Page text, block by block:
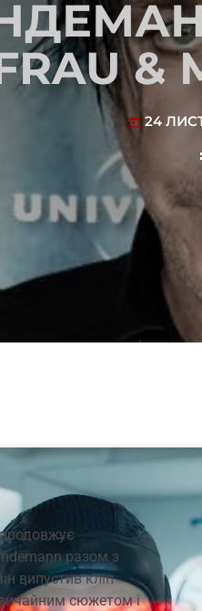
today 24
разом з
випустив кліп
сюжетом і